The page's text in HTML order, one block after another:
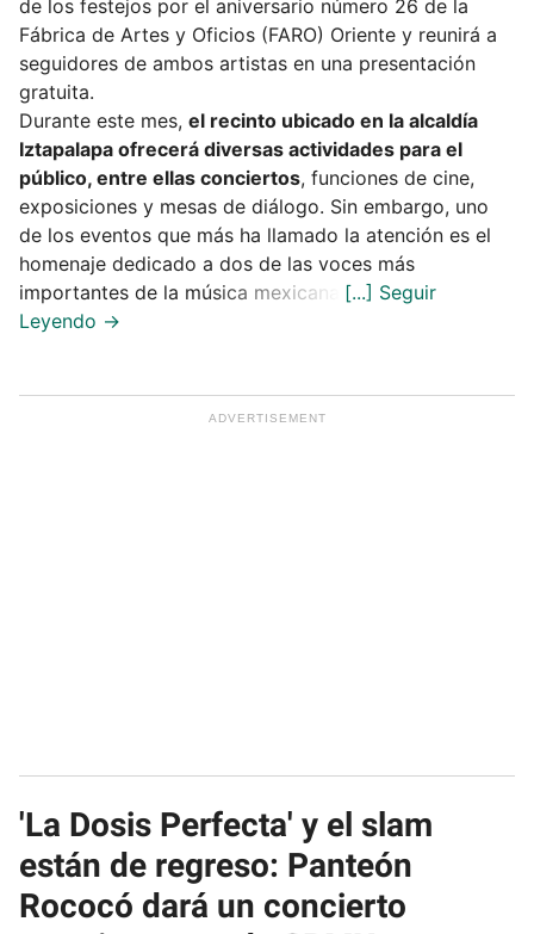
de los festejos por el aniversario número 26 de la
Fábrica de Artes y Oficios (FARO) Oriente y reunirá a
seguidores de ambos artistas en una presentación
gratuita.
Durante este mes, el recinto ubicado en la alcaldía
Iztapalapa ofrecerá diversas actividades para el
público, entre ellas conciertos, funciones de cine,
exposiciones y mesas de diálogo. Sin embargo, uno
de los eventos que más ha llamado la atención es el
homenaje dedicado a dos de las voces más
importantes de la música mexicana.
'La Dosis Perfecta' y el slam
están de regreso: Panteón
Rococó dará un concierto